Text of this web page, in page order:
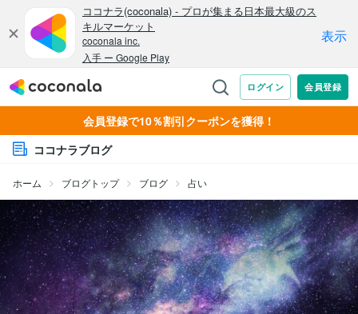
会員登録で10％割引クーポンを獲得！
ココナラブログ
ホーム ブログトップ ブログ 占い